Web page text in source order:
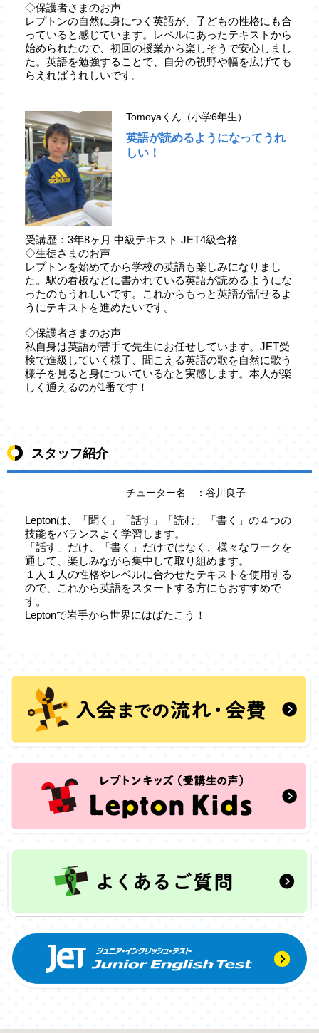
◇保護者さまのお声
レプトンの自然に身につく英語が、子どもの性格にも合
っていると感じています。レベルにあったテキストから
始められたので、初回の授業から楽しそうで安心しまし
た。英語を勉強することで、自分の視野や幅を広げても
らえればうれしいです。
Tomoyaくん（小学6年生）
英語が読めるようになってうれ
しい！
受講歴：3年8ヶ月 中級テキスト JET4級合格
◇生徒さまのお声
レプトンを始めてから学校の英語も楽しみになりまし
た。駅の看板などに書かれている英語が読めるようにな
ったのもうれしいです。これからもっと英語が話せるよ
うにテキストを進めたいです。
◇保護者さまのお声
私自身は英語が苦手で先生にお任せしています。JET受
検で進級していく様子、聞こえる英語の歌を自然に歌う
様子を見ると身についているなと実感します。本人が楽
しく通えるのが1番です！
スタッフ紹介
チューター名 ：谷川良子
Leptonは、「聞く」「話す」「読む」「書く」の４つの
技能をバランスよく学習します。
「話す」だけ、「書く」だけではなく、様々なワークを
通して、楽しみながら集中して取り組めます。
１人１人の性格やレベルに合わせたテキストを使用する
ので、これから英語をスタートする方にもおすすめで
す。
Leptonで岩手から世界にはばたこう！